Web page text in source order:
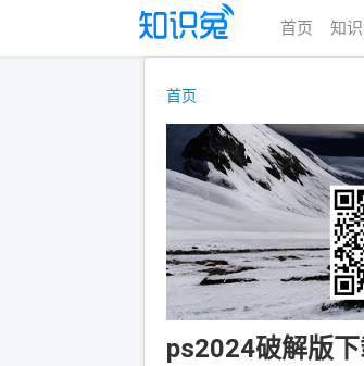
首页 知
首页
ps2024破解版